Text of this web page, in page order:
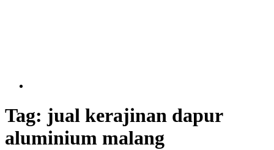
Tag: jual kerajinan dapur
aluminium malang